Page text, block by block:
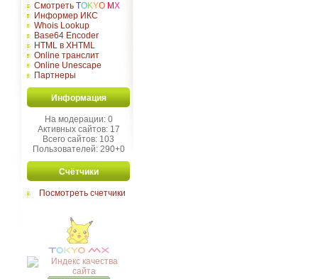
Смотреть TOKYO MX
Информер ИКС
Whois Lookup
Base64 Encoder
HTML в XHTML
Online транслит
Online Unescape
Партнеры
Информация
На модерации: 0
Активных сайтов: 17
Всего сайтов: 103
Пользователей: 290+0
Счётчики
Посмотреть счетчики